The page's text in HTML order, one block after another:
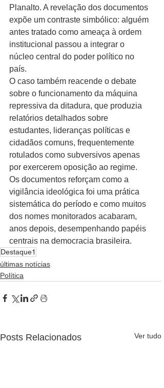
Planalto. A revelação dos documentos
expõe um contraste simbólico: alguém
antes tratado como ameaça à ordem
institucional passou a integrar o
núcleo central do poder político no
país.
O caso também reacende o debate
sobre o funcionamento da máquina
repressiva da ditadura, que produzia
relatórios detalhados sobre
estudantes, lideranças políticas e
cidadãos comuns, frequentemente
rotulados como subversivos apenas
por exercerem oposição ao regime.
Os documentos reforçam como a
vigilância ideológica foi uma prática
sistemática do período e como muitos
dos nomes monitorados acabaram,
anos depois, desempenhando papéis
centrais na democracia brasileira.
Destaque1
últimas notícias
Política
Posts Relacionados Ver tudo